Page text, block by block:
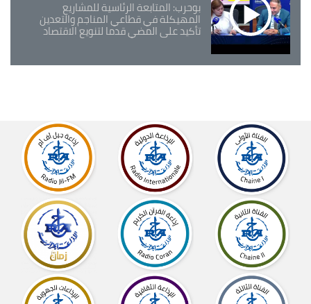
بوحرب: المتابعة الرئاسية للمشاريع
المهيكلة في قطاعي المناجم والتعدين
تأكيد على المضي قدما لتنويع الاقتصاد